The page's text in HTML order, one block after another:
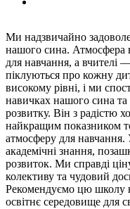
Ми надзвичайно
нашого сина. Атмосфера
для навчання, а вчителі
піклуються про кожну
високому рівні, і ми
навичках нашого сина та
розвитку. Він з радістю
найкращим показником
атмосферу для
академічні знання,
розвиток. Ми справді
колективу та чудовий
Рекомендуємо цю школу
освітнє середовище для